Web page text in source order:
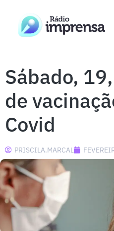
Sábado,
de
Covid
PRISCILA.MARCAL